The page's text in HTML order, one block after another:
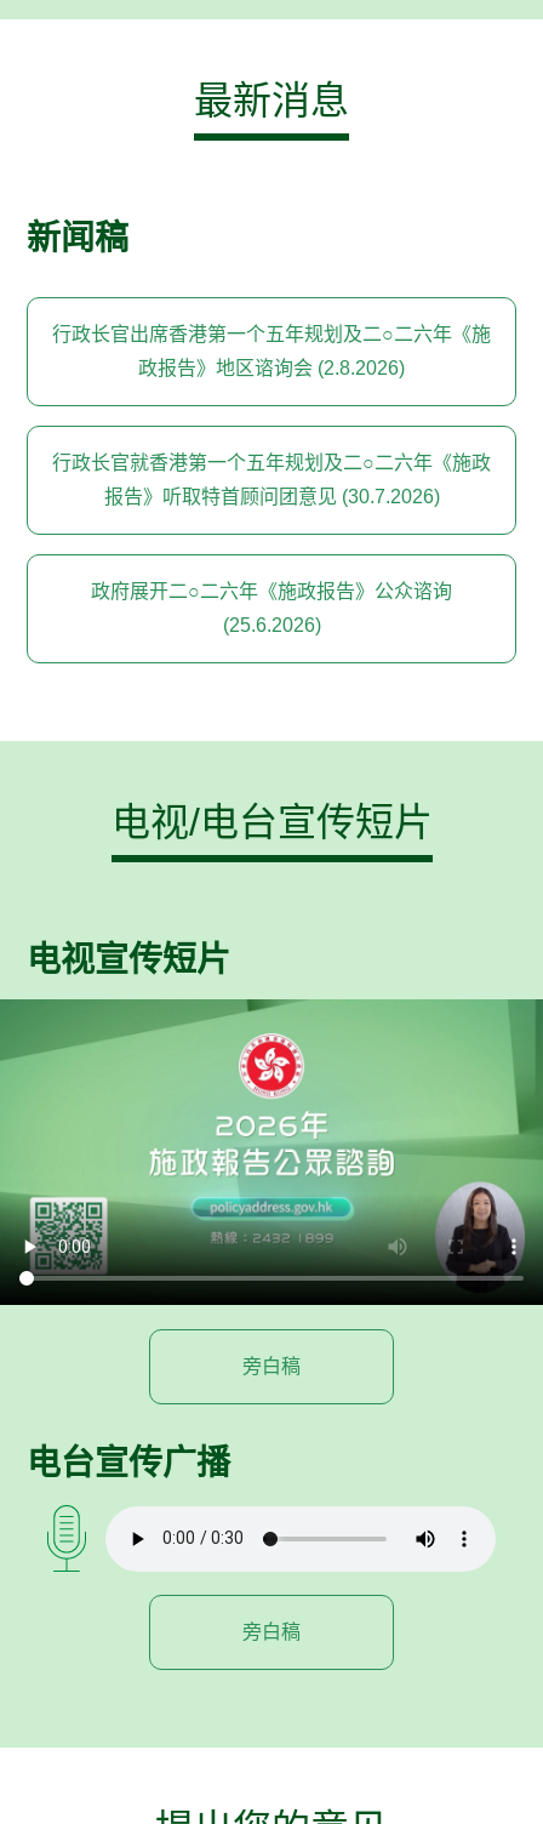
最新消息
新闻稿
行政长官出席香港第一个五年规划及二○二六年《施
政报告》地区谘询会 (2.8.2026)
行政长官就香港第一个五年规划及二○二六年《施政
报告》听取特首顾问团意见 (30.7.2026)
政府展开二○二六年《施政报告》公众谘询
(25.6.2026)
电视/电台宣传短片
电视宣传短片
旁白稿
电台宣传广播
旁白稿